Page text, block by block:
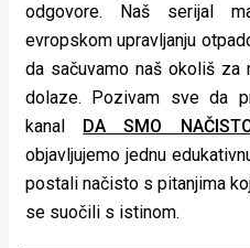
odgovore. Naš serijal
evropskom upravljanju
da sačuvamo naš okoliš
dolaze. Pozivam sve da
kanal DA SMO
objavljujemo jednu
postali načisto s pitanjima
se suočili s istinom.